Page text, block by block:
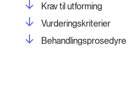
Krav til utforming
Vurderingskriterier
Behandlingsprosedyre